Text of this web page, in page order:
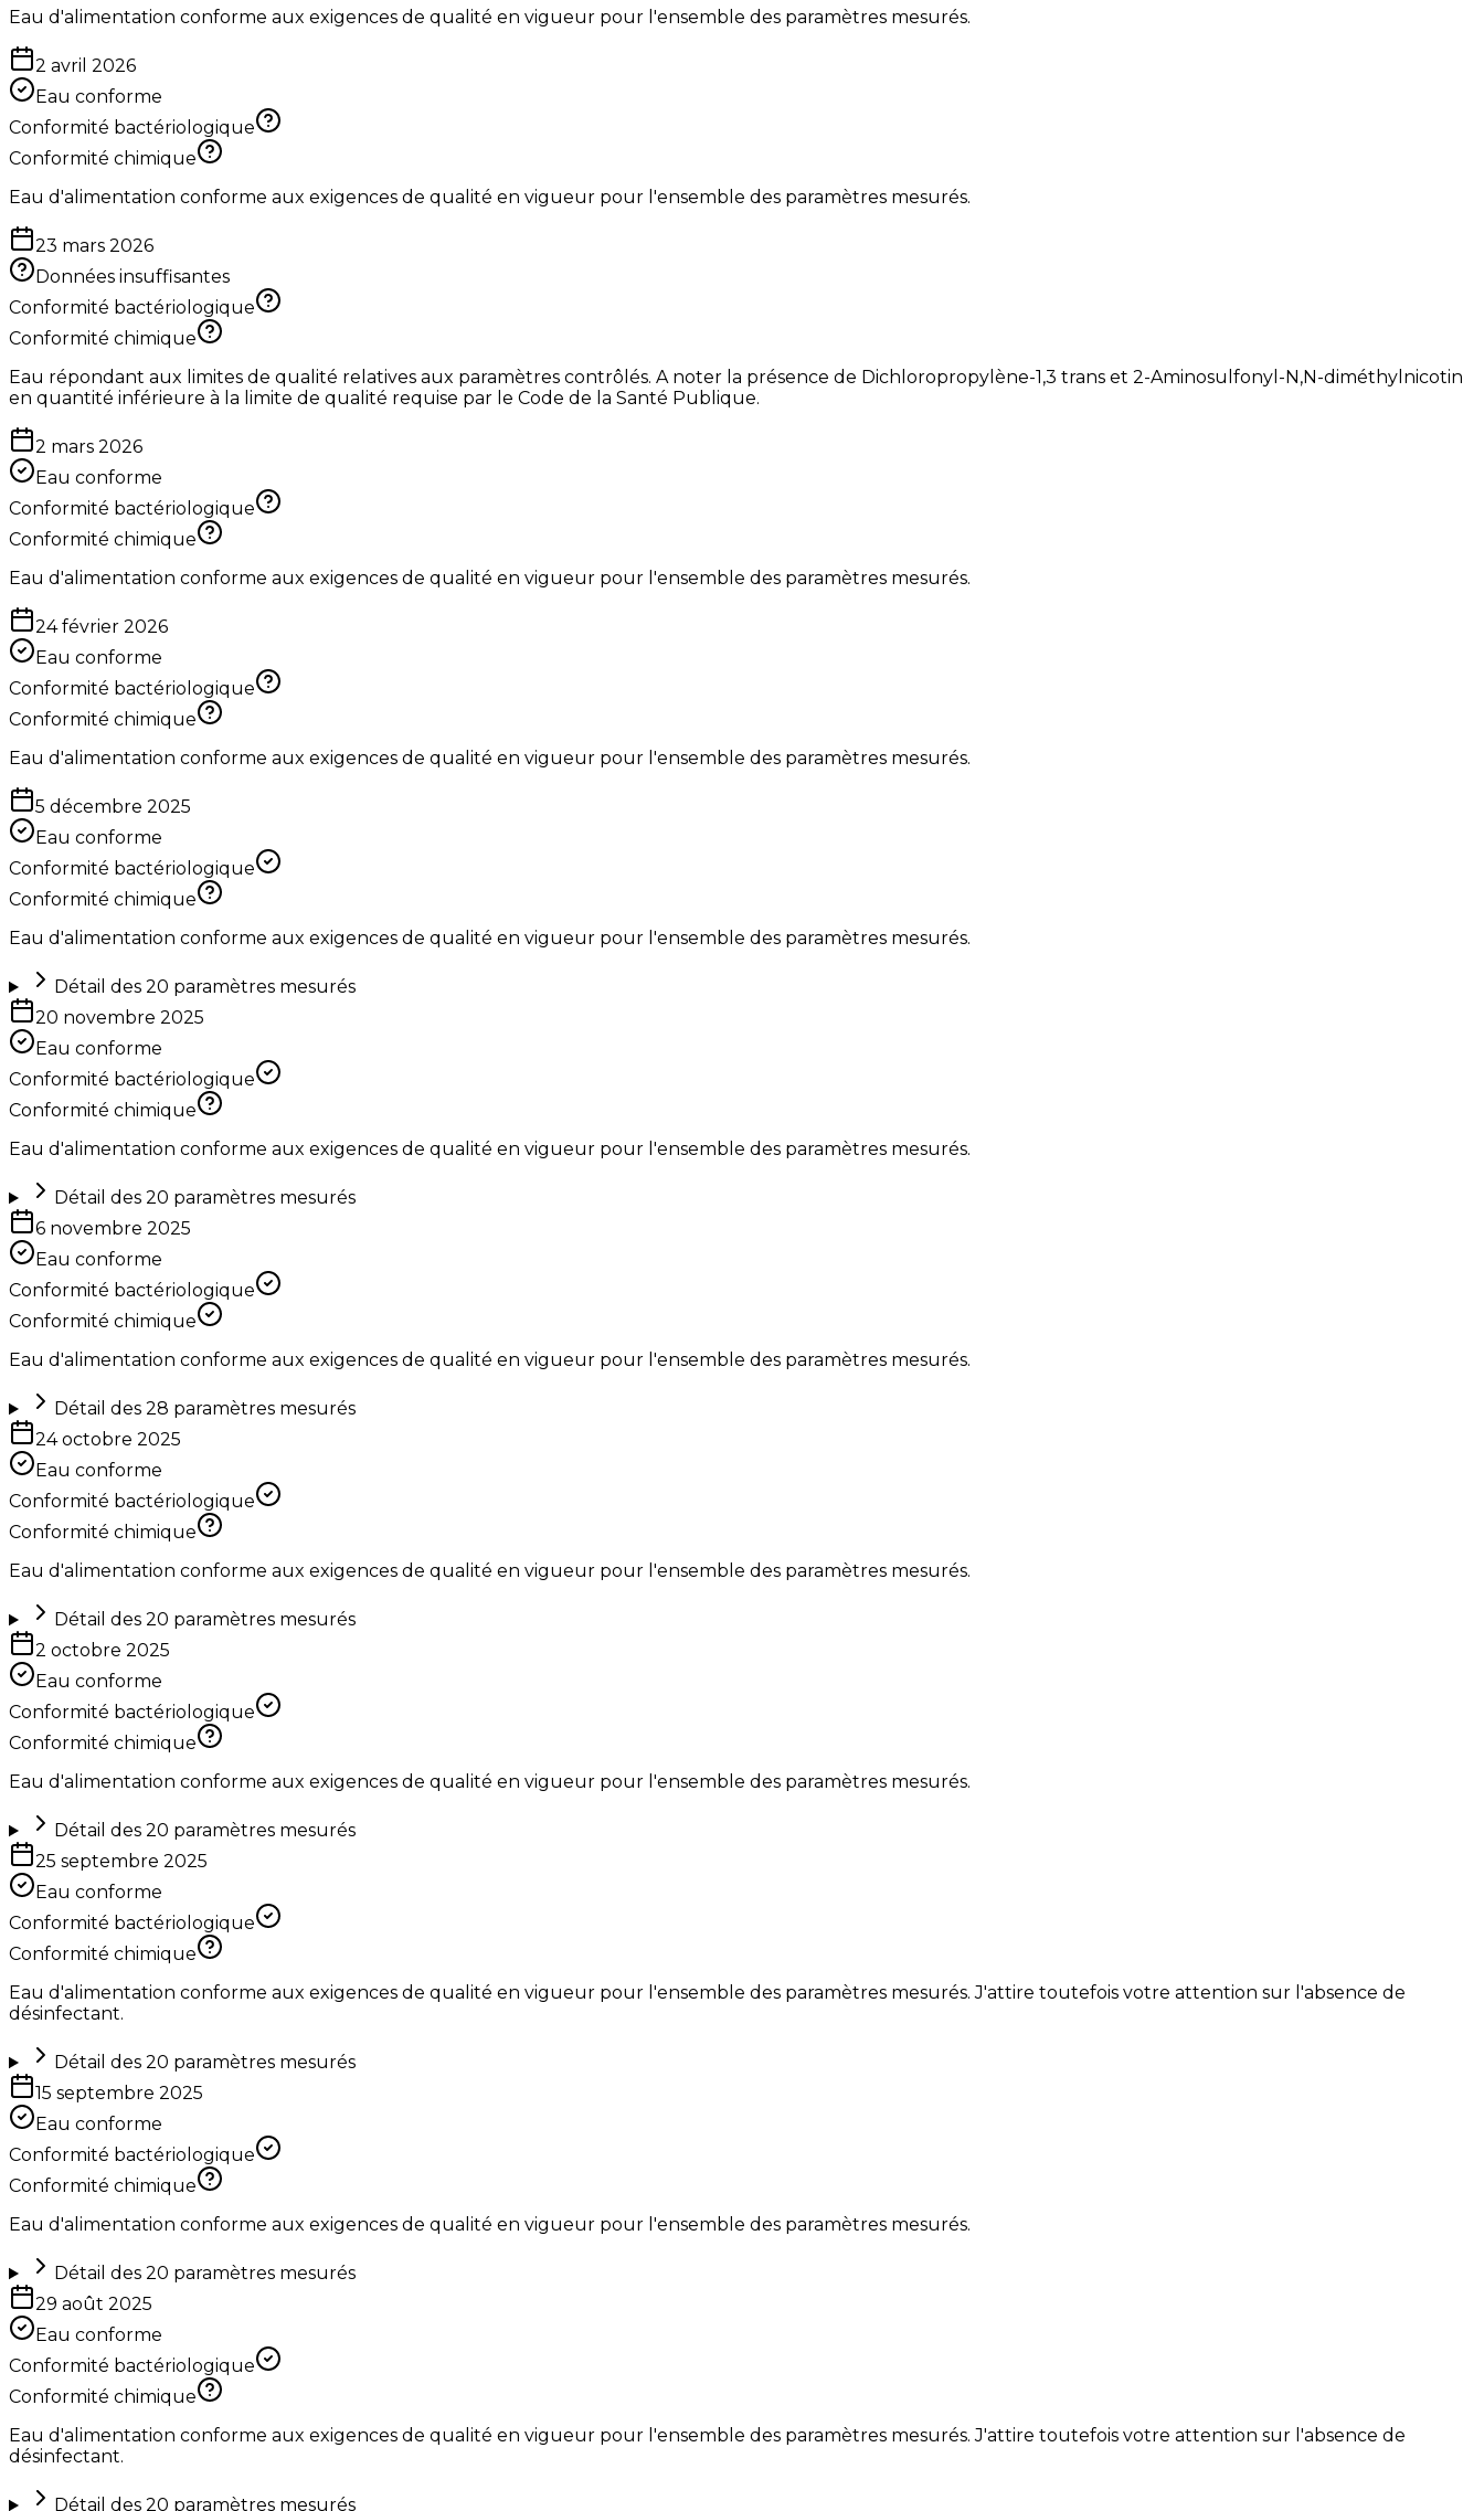
Eau d'alimentation conforme aux exigences de qualité en vigueur pour l'ensemble des paramètres mesurés.
2 avril 2026
Eau conforme
Conformité bactériologique
Conformité chimique
Eau d'alimentation conforme aux exigences de qualité en vigueur pour l'ensemble des paramètres mesurés.
23 mars 2026
Données insuffisantes
Conformité bactériologique
Conformité chimique
Eau répondant aux limites de qualité relatives aux paramètres contrôlés. A noter la présence de Dichloropropylène-1,3 trans et 2-Aminosulfonyl-N,N-diméthylnicotin
en quantité inférieure à la limite de qualité requise par le Code de la Santé Publique.
2 mars 2026
Eau conforme
Conformité bactériologique
Conformité chimique
Eau d'alimentation conforme aux exigences de qualité en vigueur pour l'ensemble des paramètres mesurés.
24 février 2026
Eau conforme
Conformité bactériologique
Conformité chimique
Eau d'alimentation conforme aux exigences de qualité en vigueur pour l'ensemble des paramètres mesurés.
5 décembre 2025
Eau conforme
Conformité bactériologique
Conformité chimique
Eau d'alimentation conforme aux exigences de qualité en vigueur pour l'ensemble des paramètres mesurés.
Détail des 20 paramètres mesurés
20 novembre 2025
Eau conforme
Conformité bactériologique
Conformité chimique
Eau d'alimentation conforme aux exigences de qualité en vigueur pour l'ensemble des paramètres mesurés.
Détail des 20 paramètres mesurés
6 novembre 2025
Eau conforme
Conformité bactériologique
Conformité chimique
Eau d'alimentation conforme aux exigences de qualité en vigueur pour l'ensemble des paramètres mesurés.
Détail des 28 paramètres mesurés
24 octobre 2025
Eau conforme
Conformité bactériologique
Conformité chimique
Eau d'alimentation conforme aux exigences de qualité en vigueur pour l'ensemble des paramètres mesurés.
Détail des 20 paramètres mesurés
2 octobre 2025
Eau conforme
Conformité bactériologique
Conformité chimique
Eau d'alimentation conforme aux exigences de qualité en vigueur pour l'ensemble des paramètres mesurés.
Détail des 20 paramètres mesurés
25 septembre 2025
Eau conforme
Conformité bactériologique
Conformité chimique
Eau d'alimentation conforme aux exigences de qualité en vigueur pour l'ensemble des paramètres mesurés. J'attire toutefois votre attention sur l'absence de
désinfectant.
Détail des 20 paramètres mesurés
15 septembre 2025
Eau conforme
Conformité bactériologique
Conformité chimique
Eau d'alimentation conforme aux exigences de qualité en vigueur pour l'ensemble des paramètres mesurés.
Détail des 20 paramètres mesurés
29 août 2025
Eau conforme
Conformité bactériologique
Conformité chimique
Eau d'alimentation conforme aux exigences de qualité en vigueur pour l'ensemble des paramètres mesurés. J'attire toutefois votre attention sur l'absence de
désinfectant.
Détail des 20 paramètres mesurés